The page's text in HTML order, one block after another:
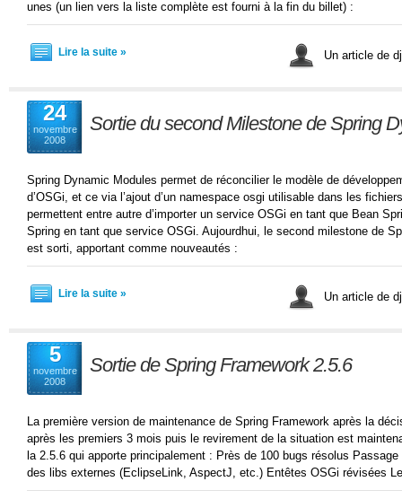
unes (un lien vers la liste complète est fourni à la fin du billet) :
Lire la suite » Un article de
24
novembre
2008
Sortie du second Milestone de Spring
Spring Dynamic Modules permet de réconcilier le modèle de
d’OSGi, et ce via l’ajout d’un namespace osgi utilisable dans les
permettent entre autre d’importer un service OSGi en tant que Bean
Spring en tant que service OSGi. Aujourdhui, le second milestone de
est sorti, apportant comme nouveautés :
Lire la suite » Un article de
5
novembre
2008
Sortie de Spring Framework 2.5.6
La première version de maintenance de Spring Framework après la
après les premiers 3 mois puis le revirement de la situation est
la 2.5.6 qui apporte principalement : Près de 100 bugs résolus
des libs externes (EclipseLink, AspectJ, etc.) Entêtes OSGi révisées